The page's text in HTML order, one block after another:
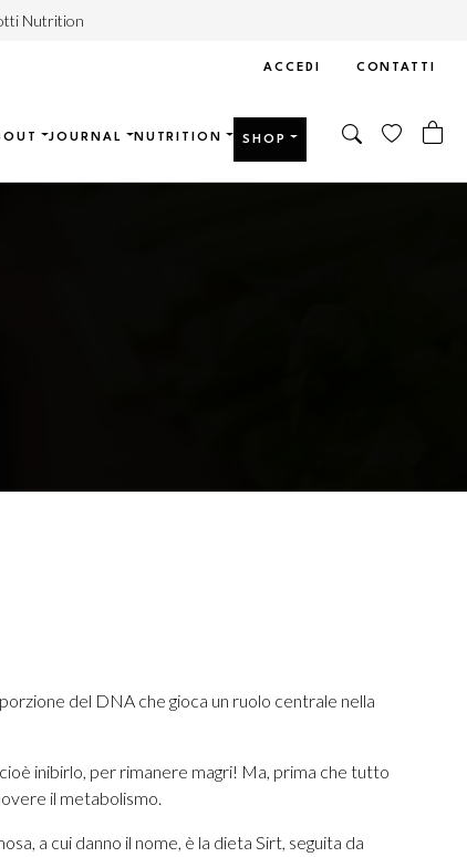
Nutrition
ACCEDI CONTATTI
JOURNAL NUTRITION SHOP
del DNA che gioca un ruolo centrale nella
inibirlo, per rimanere magri! Ma, prima che tutto
il metabolismo.
a cui danno il nome, è la dieta Sirt, seguita da